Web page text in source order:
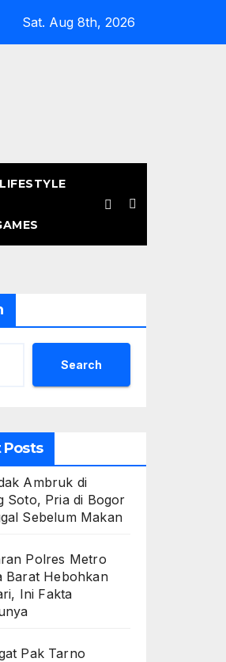
Barat Hebohkan Pagi Hari, Ini Fakta
Sat. Aug 8th, 2026
LIFESTYLE
Search
Posts
Ambruk di
Soto, Pria di Bogor
Sebelum Makan
Polres Metro
Barat Hebohkan
Ini Fakta
Pak Tarno